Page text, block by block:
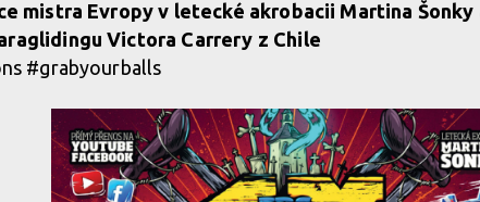
mistra Evropy v letecké akrobacii Martina
Victora Carrery z Chile
#grabyourballs